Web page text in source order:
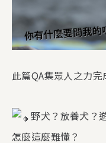
此篇QA集眾人之力
野犬？放養犬？
怎麼這麼難懂？